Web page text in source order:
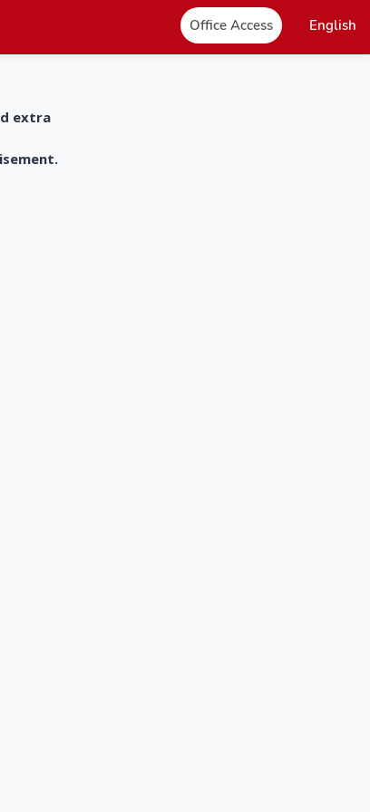
Office Access English
extra